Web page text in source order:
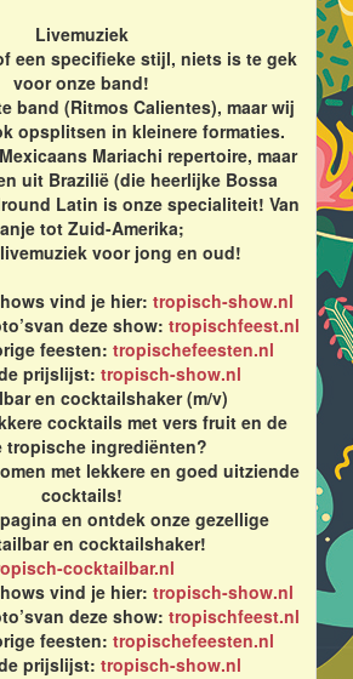
Livemuziek
een specifieke stijl, niets is te gek
voor onze band!
band (Ritmos Calientes), maar wij
opsplitsen in kleinere formaties.
Mariachi repertoire, maar
uit Brazilië (die heerlijke Bossa
Latin is onze specialiteit! Van
tot Zuid-Amerika;
voor jong en oud!
vind je hier: tropisch-show.nl
deze show: tropischfeest.nl
feesten: tropischefeesten.nl
prijslijst: tropisch-show.nl
en cocktailshaker (m/v)
cocktails met vers fruit en de
tropische ingrediënten?
met lekkere en goed uitziende
cocktails!
en ontdek onze gezellige
en cocktailshaker!
cocktailbar.nl
vind je hier: tropisch-show.nl
deze show: tropischfeest.nl
feesten: tropischefeesten.nl
prijslijst: tropisch-show.nl